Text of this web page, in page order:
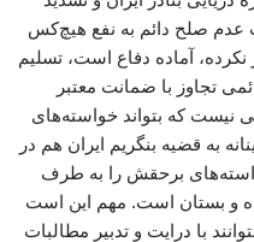
عدم صلح دائم به نفع هیچ‌کس
آماده دفاع است، تسلیم
تجاوز با ضمانت معتبر
نیست که بتواند خواسته‌های
به قضیه بنگریم ایران هم در
برحقش را به طرف
و بستان است. مهم این است
با درایت و تدبیر مطالبات